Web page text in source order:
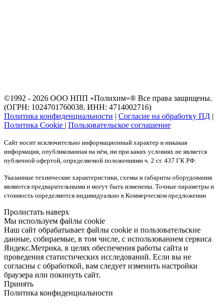
©1992 - 2026 ООО НПП «Полихим»® Все права защищены.
(ОГРН: 1024701760038. ИНН: 4714002716)
Политика конфиденциальности | Согласие на обработку ПД |
Политика Cookie | Пользовательское соглашение
Сайт носит исключительно информационный характер и никакая
информация, опубликованная на нём, ни при каких условиях не является
публичной офертой, определяемой положениями ч. 2 ст. 437 ГК РФ.
Указанные технические характеристики, схемы и габариты оборудования
являются предварительными и могут быть изменены. Точные параметры и
стоимость определяются индивидуально в Коммерческом предложении
Пролистать наверх
Мы используем файлы cookie
Наш сайт обрабатывает файлы cookie и пользовательские
данные, собираемые, в том числе, с использованием сервиса
Яндекс.Метрика, в целях обеспечения работы сайта и
проведения статистических исследований. Если вы не
согласны с обработкой, вам следует изменить настройки
браузера или покинуть сайт.
Принять
Политика конфиденциальности